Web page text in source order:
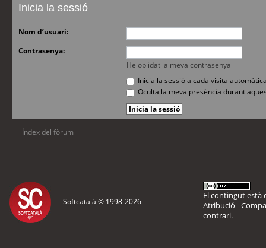
Inicia la sessió
Nom d’usuari:
Contrasenya:
He oblidat la meva contrasenya
Inicia la sessió a cada visita
Oculta la meva presència durant
Índex del fòrum
Softcatalà © 1998-2026
El contingut està
Atribució -
contrari.